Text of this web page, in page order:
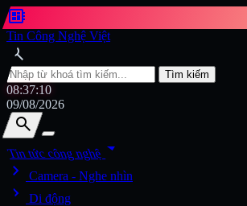
developer_board
Tin Công Nghệ Việt
search
Tìm kiếm
08:37:11
09/08/2026
search
search
Tin tức công nghệarrow_drop_down
chevron_right
Camera - Nghe nhìn
chevron_right Di động